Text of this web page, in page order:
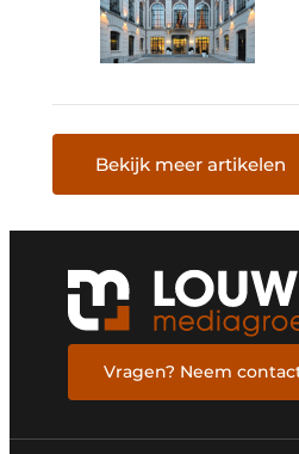
Bekijk meer artikelen
Vragen? Neem